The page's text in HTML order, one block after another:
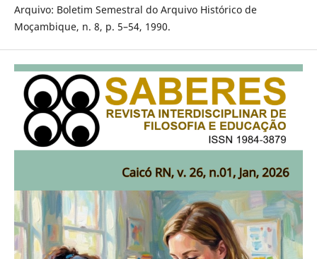
Arquivo: Boletim Semestral do Arquivo Histórico de
Moçambique, n. 8, p. 5–54, 1990.